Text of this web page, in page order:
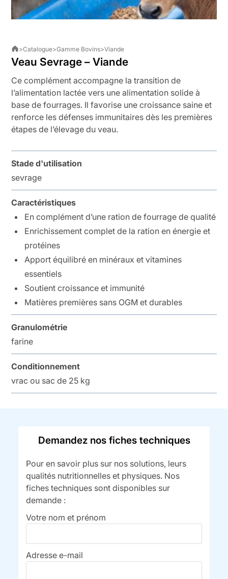
>Catalogue>Gamme Bovins>Viande
Veau Sevrage – Viande
Ce complément accompagne la transition de
l’alimentation lactée vers une alimentation solide à
base de fourrages. Il favorise une croissance saine et
renforce les défenses immunitaires dès les premières
étapes de l’élevage du veau.
Stade d'utilisation
sevrage
Caractéristiques
En complément d’une ration de fourrage de qualité
Enrichissement complet de la ration en énergie et
protéines
Apport équilibré en minéraux et vitamines
essentiels
Soutient croissance et immunité
Matières premières sans OGM et durables
Granulométrie
farine
Conditionnement
vrac ou sac de 25 kg
Demandez nos fiches techniques
Pour en savoir plus sur nos solutions, leurs
qualités nutritionnelles et physiques. Nos
fiches techniques sont disponibles sur
demande :
Votre nom et prénom
Adresse e-mail